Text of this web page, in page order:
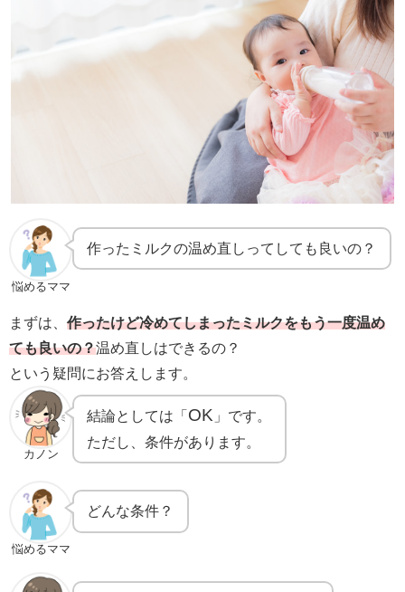
悩めるママ
作ったミルクの温め直しってしても良いの？
まずは、 作ったけど冷めてしまったミルクをもう一度温め
ても良いの？温め直しはできるの？
という疑問にお答えします。
カノン
結論としては「 OK 」です。
ただし、条件があります。
悩めるママ
どんな条件？